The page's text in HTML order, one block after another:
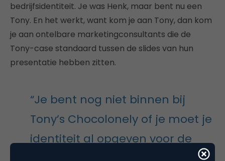
bedrijfsidentiteit. Je was Henk, maar bent nu een
Tony. En het werkt, want kom je aan Tony, dan kom
je aan ontelbare marketingconsultants die de
Tony-case standaard tussen de slides van hun
presentatie hebben zitten.
“Je bent nog niet binnen bij
Tony’s Chocolonely of je moet je
identiteit al opgeven voor de